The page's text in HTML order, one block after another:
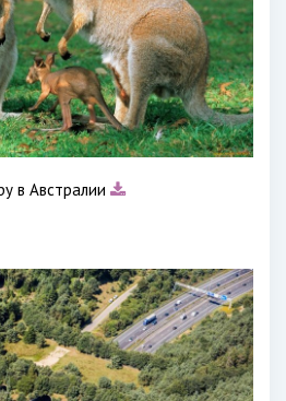
в Австралии